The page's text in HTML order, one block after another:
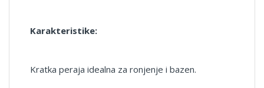
Karakteristike:
Kratka peraja idealna za ronjenje i bazen.